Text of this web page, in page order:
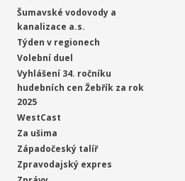
Šumavské vodovody a
kanalizace a.s.
Týden v regionech
Volební duel
Vyhlášení 34. ročníku
hudebních cen Žebřík za rok
2025
WestCast
Za ušima
Západočeský talíř
Zpravodajský expres